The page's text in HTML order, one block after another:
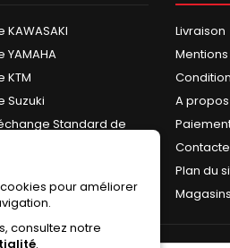
KTM
Suzuki
Standard de
Livraison
A propos
Plan du
Magasins
pour améliorer
consultez notre
.